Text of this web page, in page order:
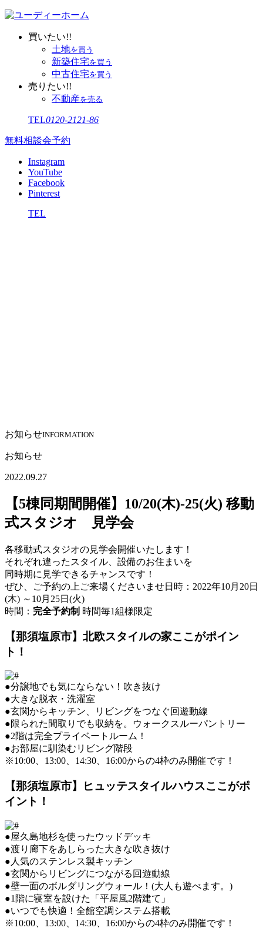
買いたい!!
土地を買う
新築住宅を買う
中古住宅を買う
売りたい!!
不動産を売る
TEL0120-2121-86
無料相談会予約
Instagram
YouTube
Facebook
Pinterest
TEL
お知らせINFORMATION
お知らせ
2022.09.27
【5棟同期間開催】10/20(木)-25(火) 移動
式スタジオ 見学会
各移動式スタジオの見学会開催いたします！
それぞれ違ったスタイル、設備のお住まいを
同時期に見学できるチャンスです！
ぜひ、ご予約の上ご来場くださいませ日時：2022年10月20日
(木) ～10月25日(火)
時間： 完全予約制 時間毎1組様限定
【那須塩原市】北欧スタイルの家ここがポイン
ト！
●分譲地でも気にならない！吹き抜け
●大きな脱衣・洗濯室
●玄関からキッチン、リビングをつなぐ回遊動線
●限られた間取りでも収納を。ウォークスルーパントリー
●2階は完全プライベートルーム！
●お部屋に馴染むリビング階段
※10:00、13:00、14:30、16:00からの4枠のみ開催です！
【那須塩原市】ヒュッテスタイルハウスここがポ
イント！
●屋久島地杉を使ったウッドデッキ
●渡り廊下をあしらった大きな吹き抜け
●人気のステンレス製キッチン
●玄関からリビングにつながる回遊動線
●壁一面のボルダリングウォール！(大人も遊べます。)
●1階に寝室を設けた「平屋風2階建て」
●いつでも快適！全館空調システム搭載
※10:00、13:00、14:30、16:00からの4枠のみ開催です！